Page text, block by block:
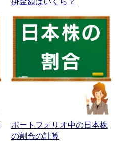
ポートフォリオ中の日本株
の割合の計算